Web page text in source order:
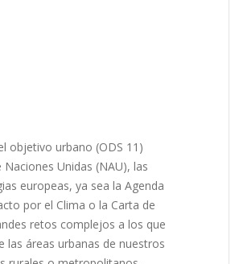
objetivo urbano (ODS 11)
Unidas (NAU), las
europeas, ya sea la Agenda
por el Clima o la Carta de
retos complejos a los que
las áreas urbanas de nuestros